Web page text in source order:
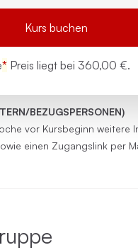
BEZUGSPERSONEN)
vor Kursbeginn weitere
einen Zugangslink per
Kurs buchen
* Preis liegt bei 360,00 €.